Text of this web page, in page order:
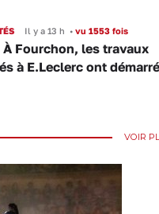
Il y a 13 h •vu 1553 fois
À Fourchon, les travaux
à E.Leclerc ont démarré
VOIR